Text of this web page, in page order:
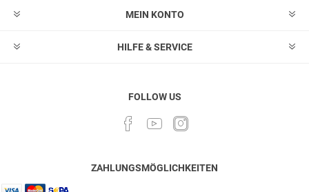
MEIN KONTO
HILFE & SERVICE
FOLLOW US
ZAHLUNGSMÖGLICHKEITEN